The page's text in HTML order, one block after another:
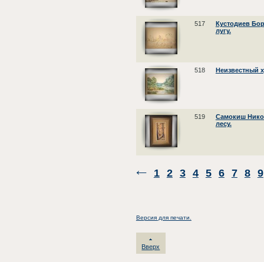
517
Кустодиев
лугу.
518 Неизвестный
519
Самокиш
лесу.
1 2 3 4 5 6 7 8 9
Версия для печати.
Вверх